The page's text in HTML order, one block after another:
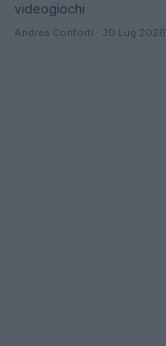
videogiochi
Andrea Conforti · 30 Lug 2026